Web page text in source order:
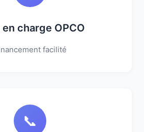
en charge OPCO
facilité
📞